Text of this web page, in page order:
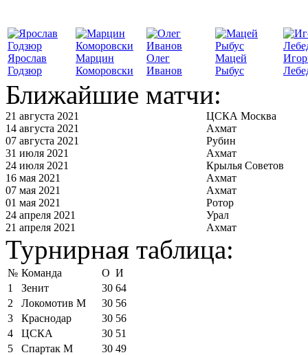
Ярослав
Годзюр
Марцин
Коморовски
Олег
Иванов
Мацей
Рыбус
Ближайшие матчи:
21 августа 2021
ЦСКА Москва
14 августа 2021
Ахмат
07 августа 2021
Рубин
31 июля 2021
Ахмат
24 июля 2021
Крылья Советов
16 мая 2021
Ахмат
07 мая 2021
Ахмат
01 мая 2021
Ротор
24 апреля 2021
Урал
21 апреля 2021
Ахмат
Турнирная таблица:
№ Команда О И
1
Зенит 30 64
2
Локомотив М 30 56
3
Краснодар 30 56
4
ЦСКА 30 51
5
Спартак М 30 49